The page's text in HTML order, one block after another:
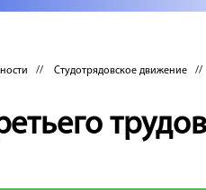
// Студотрядовское движение